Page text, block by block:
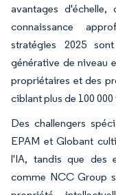
avantages
connaissance
stratégies 2025
générative de niveau
propriétaires et des
ciblant plus de 100
Des challengers
EPAM et Globant
l'IA, tandis que des
comme NCC Group